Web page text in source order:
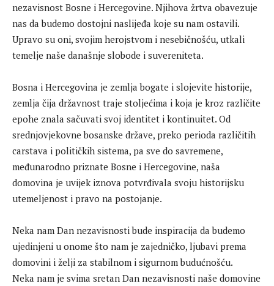
nezavisnost Bosne i Hercegovine. Njihova žrtva obavezuje
nas da budemo dostojni naslijeđa koje su nam ostavili.
Upravo su oni, svojim herojstvom i nesebičnošću, utkali
temelje naše današnje slobode i suvereniteta.
Bosna i Hercegovina je zemlja bogate i slojevite historije,
zemlja čija državnost traje stoljećima i koja je kroz različite
epohe znala sačuvati svoj identitet i kontinuitet. Od
srednjovjekovne bosanske države, preko perioda različitih
carstava i političkih sistema, pa sve do savremene,
međunarodno priznate Bosne i Hercegovine, naša
domovina je uvijek iznova potvrđivala svoju historijsku
utemeljenost i pravo na postojanje.
Neka nam Dan nezavisnosti bude inspiracija da budemo
ujedinjeni u onome što nam je zajedničko, ljubavi prema
domovini i želji za stabilnom i sigurnom budućnošću.
Neka nam je svima sretan Dan nezavisnosti naše domovine